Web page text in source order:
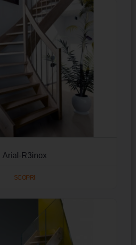
Arial-R3inox
SCOPRI